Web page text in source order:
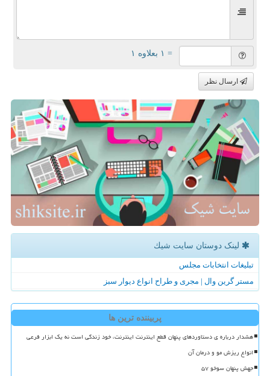
= ۱ بعلاوه ۱
ارسال نظر
لینک دوستان سایت شیك
تبلیغات انتخابات مجلس
مستر گرین وال | مجری و طراح انواع دیوار سبز
پربیننده ترین ها
هشدار درباره ی دستاوردهای پنهان قطع اینترنت اینترنت، خود زندگی است نه یک ابزار فرعی
انواع ریزش مو و درمان آن
جهش پنهان سوخو ۵۷